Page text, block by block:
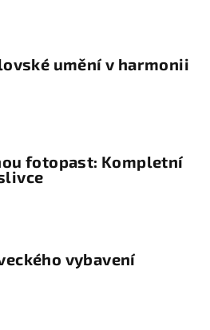
umění v harmonii
fotopast: Kompletní
vybavení